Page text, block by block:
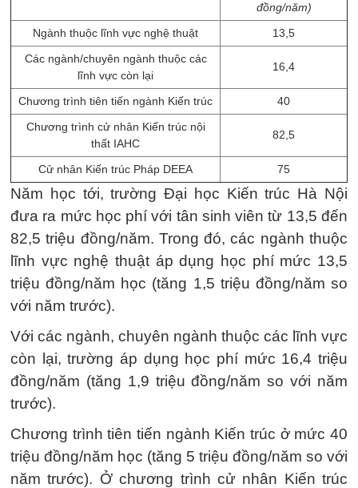
đồng/năm)
Ngành thuộc lĩnh vực nghệ thuật
13,5
Các ngành/chuyên ngành thuộc các
lĩnh vực còn lại
16,4
Chương trình tiên tiến ngành Kiến trúc
40
Chương trình cử nhân Kiến trúc nội
thất IAHC
82,5
Cử nhân Kiến trúc Pháp DEEA 75
Năm học tới, trường Đại học Kiến trúc Hà Nội
đưa ra mức học phí với tân sinh viên từ 13,5 đến
82,5 triệu đồng/năm. Trong đó, các ngành thuộc
lĩnh vực nghệ thuật áp dụng học phí mức 13,5
triệu đồng/năm học (tăng 1,5 triệu đồng/năm so
với năm trước).
Với các ngành, chuyên ngành thuộc các lĩnh vực
còn lại, trường áp dụng học phí mức 16,4 triệu
đồng/năm (tăng 1,9 triệu đồng/năm so với năm
trước).
Chương trình tiên tiến ngành Kiến trúc ở mức 40
triệu đồng/năm học (tăng 5 triệu đồng/năm so với
năm trước). Ở chương trình cử nhân Kiến trúc